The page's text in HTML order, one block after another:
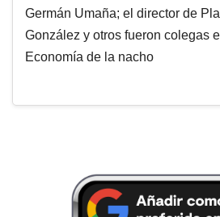
Germán Umaña; el director de
González y otros fueron colegas
Economía de la nacho